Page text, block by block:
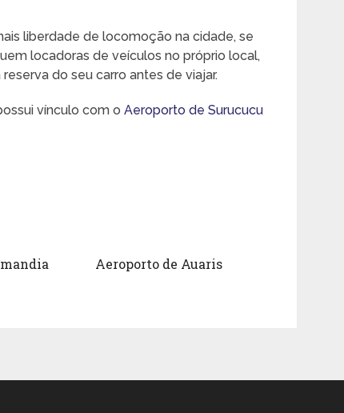
liberdade de locomoção na cidade, se
locadoras de veículos no próprio local,
do seu carro antes de viajar.
vínculo com oAeroporto de Surucucu
Aeroporto de Auaris